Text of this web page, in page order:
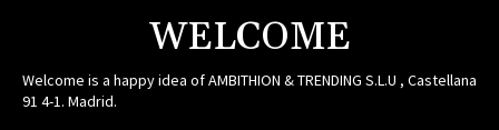
WELCOME
Welcome is a happy idea of AMBITHION & TRENDING S.L.U , Castellana
91 4-1. Madrid.